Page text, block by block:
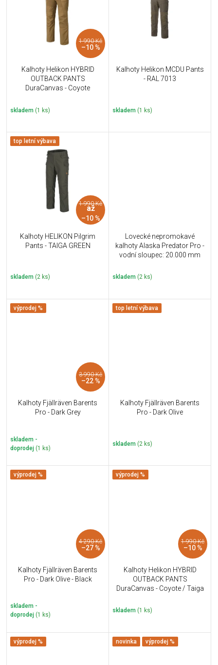
1 990 Kč
–10 %
Kalhoty Helikon HYBRID
OUTBACK PANTS
DuraCanvas - Coyote
skladem (1 ks)
Kalhoty Helikon MCDU Pants
- RAL 7013
skladem (1 ks)
top letní výbava
1 990 Kč
až
–10 %
Kalhoty HELIKON Pilgrim
Pants - TAIGA GREEN
skladem (2 ks)
Lovecké nepromokavé
kalhoty Alaska Predator Pro -
vodní sloupec: 20.000 mm
skladem (2 ks)
výprodej %
3 990 Kč
–22 %
Kalhoty Fjällräven Barents
Pro - Dark Grey
skladem -
doprodej (1 ks)
top letní výbava
Kalhoty Fjällräven Barents
Pro - Dark Olive
skladem (2 ks)
výprodej %
4 290 Kč
–27 %
Kalhoty Fjällräven Barents
Pro - Dark Olive - Black
skladem -
doprodej (1 ks)
výprodej %
1 990 Kč
–10 %
Kalhoty Helikon HYBRID
OUTBACK PANTS
DuraCanvas - Coyote / Taiga
skladem (1 ks)
výprodej % novinka výprodej %